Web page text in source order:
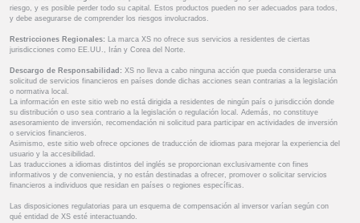
riesgo, y es posible perder todo su capital. Estos productos pueden no ser adecuados para todos,
y debe asegurarse de comprender los riesgos involucrados.
Restricciones Regionales: La marca XS no ofrece sus servicios a residentes de ciertas
jurisdicciones como EE.UU., Irán y Corea del Norte.
Descargo de Responsabilidad: XS no lleva a cabo ninguna acción que pueda considerarse una
solicitud de servicios financieros en países donde dichas acciones sean contrarias a la legislación
o normativa local.
La información en este sitio web no está dirigida a residentes de ningún país o jurisdicción donde
su distribución o uso sea contrario a la legislación o regulación local. Además, no constituye
asesoramiento de inversión, recomendación ni solicitud para participar en actividades de inversión
o servicios financieros.
Asimismo, este sitio web ofrece opciones de traducción de idiomas para mejorar la experiencia del
usuario y la accesibilidad.
Las traducciones a idiomas distintos del inglés se proporcionan exclusivamente con fines
informativos y de conveniencia, y no están destinadas a ofrecer, promover o solicitar servicios
financieros a individuos que residan en países o regiones específicas.
Las disposiciones regulatorias para un esquema de compensación al inversor varían según con
qué entidad de XS esté interactuando.